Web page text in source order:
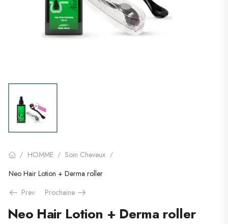
/ HOMME / Soin Cheveux /
Neo Hair Lotion + Derma roller
Prev
Prochaine
Neo Hair Lotion + Derma roller